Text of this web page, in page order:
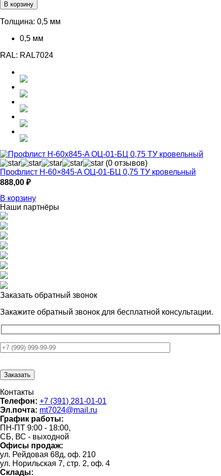
В корзину
Толщина: 0,5 мм
0,5 мм
RAL: RAL7024
(0 отзывов)
Профлист Н-60×845-A ОЦ-01-БЦ 0,75 ТУ кровельный
888,00 ₽
В корзину
Наши партнёры
Заказать обратный звонок
Закажите обратный звонок для бесплатной консультации.
Контакты
Телефон: +7 (391) 281-01-01
Эл.почта: mt7024@mail.ru
График работы:
ПН-ПТ 9:00 - 18:00,
СБ, ВС - выходной
Офисы продаж:
ул. Рейдовая 68д, оф. 210
ул. Норильская 7, стр. 2, оф. 4
Склады: